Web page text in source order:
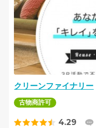
クリーンファイナリー
古物商許可
4.29